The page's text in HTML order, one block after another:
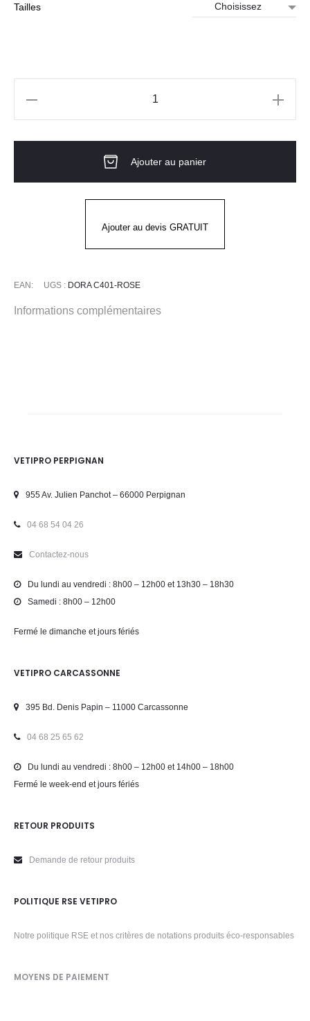
Tailles
DORA
Ajouter au panier
Ajouter au devis GRATUIT
EAN: UGS : DORA C401-ROSE
Informations complémentaires
VETIPRO PERPIGNAN
955 Av. Julien Panchot – 66000 Perpignan
04 68 54 04 26
Contactez-nous
Du lundi au vendredi : 8h00 – 12h00 et 13h30 – 18h30
Samedi : 8h00 – 12h00
Fermé le dimanche et jours fériés
VETIPRO CARCASSONNE
395 Bd. Denis Papin – 11000 Carcassonne
04 68 25 65 62
Du lundi au vendredi : 8h00 – 12h00 et 14h00 – 18h00
Fermé le week-end et jours fériés
RETOUR PRODUITS
Demande de retour produits
POLITIQUE RSE VETIPRO
Notre politique RSE et nos critères de notations produits éco-responsables
MOYENS DE PAIEMENT